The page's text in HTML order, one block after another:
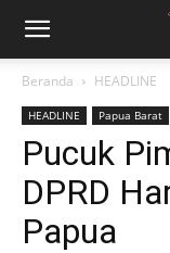
Beranda HEADLINE
HEADLINE Papua Barat
Pucuk
DPRD
Papua